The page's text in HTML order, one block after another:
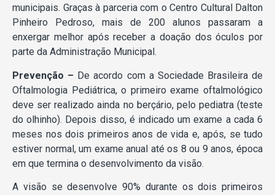
municipais. Graças à parceria com o Centro Cultural Dalton
Pinheiro Pedroso, mais de 200 alunos passaram a
enxergar melhor após receber a doação dos óculos por
parte da Administração Municipal.
Prevenção – De acordo com a Sociedade Brasileira de
Oftalmologia Pediátrica, o primeiro exame oftalmológico
deve ser realizado ainda no berçário, pelo pediatra (teste
do olhinho). Depois disso, é indicado um exame a cada 6
meses nos dois primeiros anos de vida e, após, se tudo
estiver normal, um exame anual até os 8 ou 9 anos, época
em que termina o desenvolvimento da visão.
A visão se desenvolve 90% durante os dois primeiros